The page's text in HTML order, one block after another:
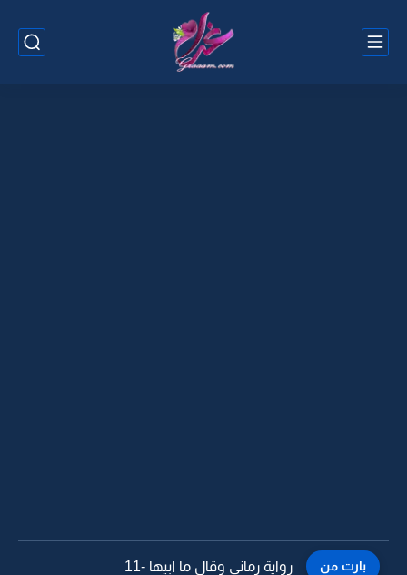
بارت من رواية رماني وقال ما ابيها -10